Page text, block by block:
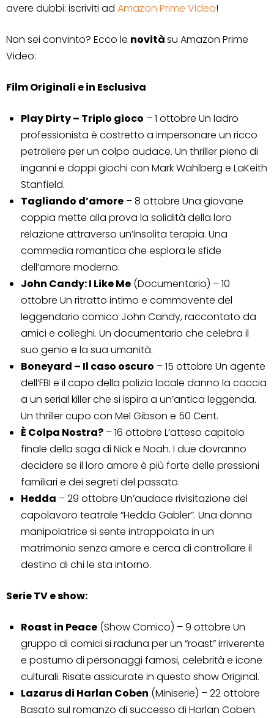
avere dubbi: iscriviti ad Amazon Prime Video!
Non sei convinto? Ecco le novitàsu Amazon Prime
Video:
Film Originali e in Esclusiva
Play Dirty – Triplo gioco – 1 ottobre Un ladro
professionista è costretto a impersonare un ricco
petroliere per un colpo audace. Un thriller pieno di
inganni e doppi giochi con Mark Wahlberg e LaKeith
Stanfield.
Tagliando d’amore – 8 ottobre Una giovane
coppia mette alla prova la solidità della loro
relazione attraverso un’insolita terapia. Una
commedia romantica che esplora le sfide
dell’amore moderno.
John Candy: I Like Me (Documentario) – 10
ottobre Un ritratto intimo e commovente del
leggendario comico John Candy, raccontato da
amici e colleghi. Un documentario che celebra il
suo genio e la sua umanità.
Boneyard – Il caso oscuro – 15 ottobre Un agente
dell’FBI e il capo della polizia locale danno la caccia
a un serial killer che si ispira a un’antica leggenda.
Un thriller cupo con Mel Gibson e 50 Cent.
È Colpa Nostra? – 16 ottobre L’atteso capitolo
finale della saga di Nick e Noah. I due dovranno
decidere se il loro amore è più forte delle pressioni
familiari e dei segreti del passato.
Hedda – 29 ottobre Un’audace rivisitazione del
capolavoro teatrale “Hedda Gabler”. Una donna
manipolatrice si sente intrappolata in un
matrimonio senza amore e cerca di controllare il
destino di chi le sta intorno.
Serie TV e show:
Roast in Peace (Show Comico) – 9 ottobre Un
gruppo di comici si raduna per un “roast” irriverente
e postumo di personaggi famosi, celebrità e icone
culturali. Risate assicurate in questo show Original.
Lazarus di Harlan Coben (Miniserie) – 22 ottobre
Basato sul romanzo di successo di Harlan Coben.